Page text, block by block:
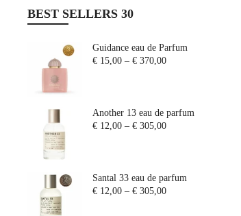
PROFUMI GOURMAND
PROFUMI MARINI
PROFUMI PER INGREDIENTE
PROFUMI ITALIANI
PROFUMI INGLESI
PROFUMI ORIENTALI
PROFUMI DA CERIMONIA
SAMPLES
BEST SELLERS 30
Guidance eau de Parfum
€ 15,00 – € 370,00
Another 13 eau de parfum
€ 12,00 – € 305,00
Santal 33 eau de parfum
€ 12,00 – € 305,00